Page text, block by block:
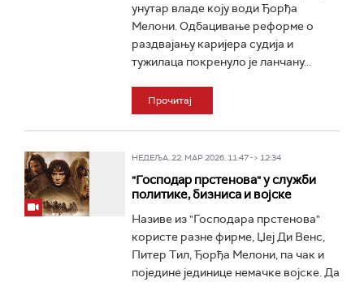
унутар владе коју води Ђорђа
Мелони. Одбацивање реформе о
раздвајању каријера судија и
тужилаца покренуло је ланчану...
Прочитај
НЕДЕЉА, 22. МАР 2026, 11:47 -> 12:34
"Господар прстенова" у служби
политике, бизниса и војске
Називе из "Господара прстенова"
користе разне фирме, Џеј Ди Венс,
Питер Тил, Ђорђа Мелони, па чак и
поједине јединице немачке војске. Да